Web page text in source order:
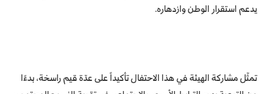
يدعم استقرار الوطن وازدهاره.
تمثّل مشاركة الهيئة في هذا الاحتفال تأكيداً على عدّة قيم راسخة، بدءًا